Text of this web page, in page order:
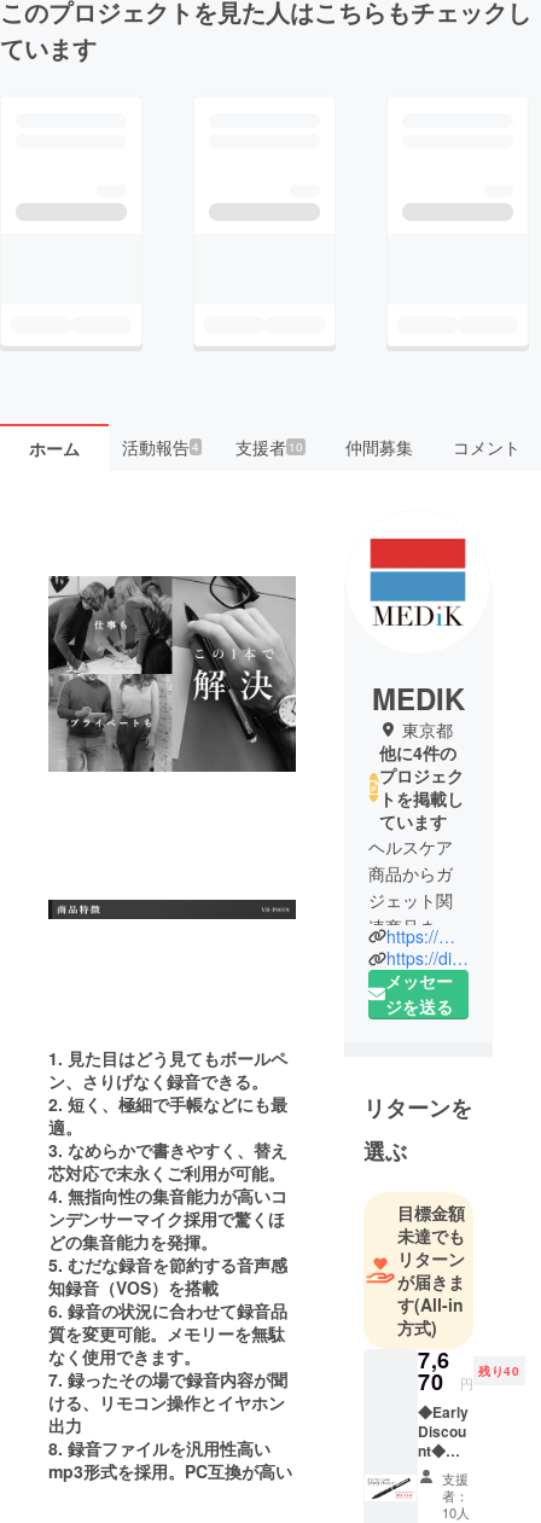
このプロジェクトを見た人はこちらもチェックし
ています
ホーム 活動報告4 支援者 10 仲間募集 コメント
1. 見た目はどう見てもボールペ
ン、さりげなく録音できる。
2. 短く、極細で手帳などにも最
適。
3. なめらかで書きやすく、替え
芯対応で末永くご利用が可能。
4. 無指向性の集音能力が高いコ
ンデンサーマイク採用で驚くほ
どの集音能力を発揮。
5. むだな録音を節約する音声感
知録音（VOS）を搭載
6. 録音の状況に合わせて録音品
質を変更可能。メモリーを無駄
なく使用できます。
7. 録ったその場で録音内容が聞
ける、リモコン操作とイヤホン
出力
8. 録音ファイルを汎用性高い
mp3形式を採用。PC互換が高い
MEDIK
東京都
他に4件の
プロジェク
トを掲載し
ています
ヘルスケア
商品からガ
ジェット関
連商品まで
幅広く販売
している
メーカーで
イプが強
く、日本国
内で販売さ
れていない
珍しい商品
の紹介が多
くその分野
は多岐にわ
たります。
また元々は
医療機器販
売も行って
いるのでそ
の観点と広
い商品知識
https://medik.co.jp/
https://direct.medik.co.jp/
メッセー
ジを送る
リターンを
選ぶ
目標金額
未達でも
リターン
が届きま
す(All-in
方式)
7,6
70 円
残り40
◆Early
Discou
nt◆
50個
限定
35％off
支援
者：
10人